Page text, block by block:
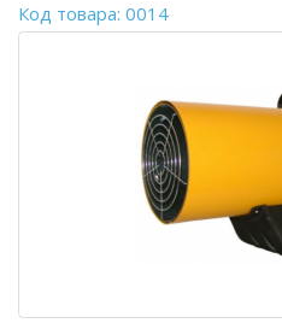
Код товара: 0014